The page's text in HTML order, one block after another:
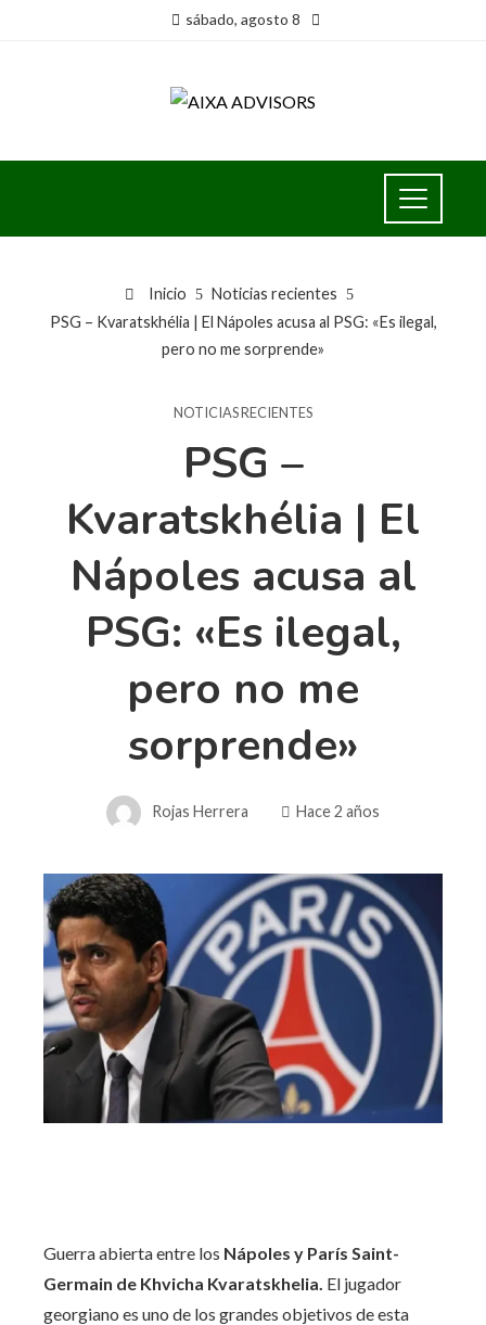
sábado, agosto 8
Inicio
Noticias recientes
PSG – Kvaratskhélia | El Nápoles acusa al PSG: «Es ilegal,
pero no me sorprende»
NOTICIAS RECIENTES
PSG –
Kvaratskhélia | El
Nápoles acusa al
PSG: «Es ilegal,
pero no me
sorprende»
Rojas Herrera Hace 2 años
Guerra abierta entre los Nápoles y París Saint-
Germain de Khvicha Kvaratskhelia. El jugador
georgiano es uno de los grandes objetivos de esta